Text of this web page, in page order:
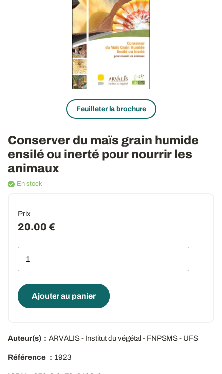
Feuilleter la brochure
Conserver du maïs grain humide
ensilé ou inerté pour nourrir les
animaux
En stock
Prix
20.00 €
Ajouter au panier
Auteur(s) ARVALIS - Institut du végétal - FNPSMS - UFS
Référence 1923